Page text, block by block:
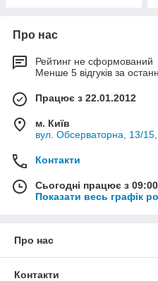
Про нас
Рейтинг не сформований
Менше 5 відгуків за
Працює з 22.01.2012
м. Київ
вул. Обсерваторна, 13/15,
Контакти
Сьогодні працює з
Показати весь графік
Про нас
Контакти